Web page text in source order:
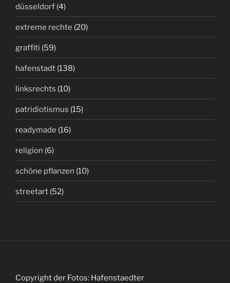
düsseldorf (4)
extreme rechte (20)
graffiti (59)
hafenstadt (138)
linksrechts (10)
patridiotismus (15)
readymade (16)
religion (6)
schöne pflanzen (10)
streetart (52)
Copyright der Fotos: Hafenstaedter